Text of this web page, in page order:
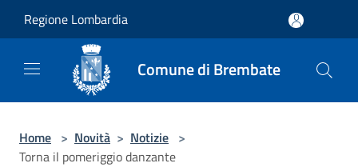
Regione Lombardia
Comune di Brembate
Home > Novità > Notizie >
Torna il pomeriggio danzante